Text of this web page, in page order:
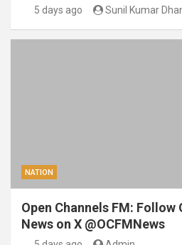
5 days ago Sunil Kumar
NATION
Open Channels FM: Follow
News on X @OCFMNews